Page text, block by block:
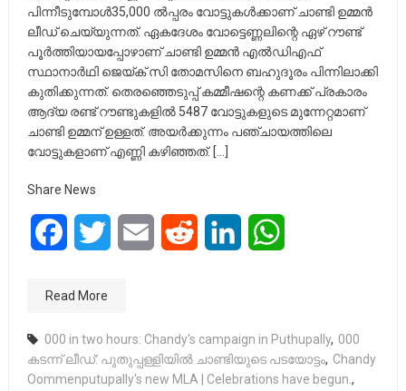
പിന്നീടുമ്പോള്‍35,000 ല്‍പ്പരം വോട്ടുകള്‍ക്കാണ് ചാണ്ടി ഉമ്മന്‍
ലീഡ് ചെയ്യുന്നത്. ഏകദേശം വോട്ടെണ്ണലിന്റെ ഏഴ് റൗണ്ട്
പൂര്‍ത്തിയായപ്പോഴാണ് ചാണ്ടി ഉമ്മന്‍ എല്‍ഡിഎഫ്
സ്ഥാനാര്‍ഥി ജെയ്ക് സി തോമസിനെ ബഹുദൂരം പിന്നിലാക്കി
കുതിക്കുന്നത്. തെരഞ്ഞെടുപ്പ് കമ്മീഷന്റെ കണക്ക് പ്രകാരം
ആദ്യ രണ്ട് റൗണ്ടുകളില്‍ 5487 വോട്ടുകളുടെ മുന്നേറ്റമാണ്
ചാണ്ടി ഉമ്മന് ഉള്ളത്. അയര്‍ക്കുന്നം പഞ്ചായത്തിലെ
വോട്ടുകളാണ് എണ്ണി കഴിഞ്ഞത്. […]
Share News
FacebookTwitter Email Reddit LinkedIn
Read More
000 in two hours: Chandy's campaign in Puthupally, 000
കടന്ന് ലീഡ്: പുതുപ്പള്ളിയില്‍ ചാണ്ടിയുടെ പടയോട്ടം, Chandy
Oommenputupally's new MLA | Celebrations have begun.,